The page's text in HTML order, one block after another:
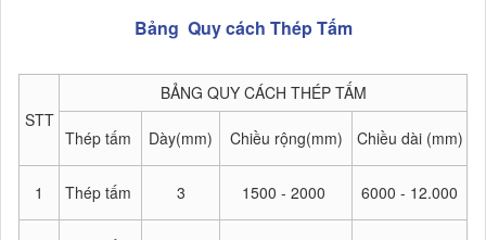
Bảng Quy cách Thép Tấm
STT
BẢNG QUY CÁCH THÉP TẤM
Thép tấm Dày(mm) Chiều rộng(mm) Chiều dài (mm)
1 Thép tấm 3 1500 - 2000 6000 - 12.000